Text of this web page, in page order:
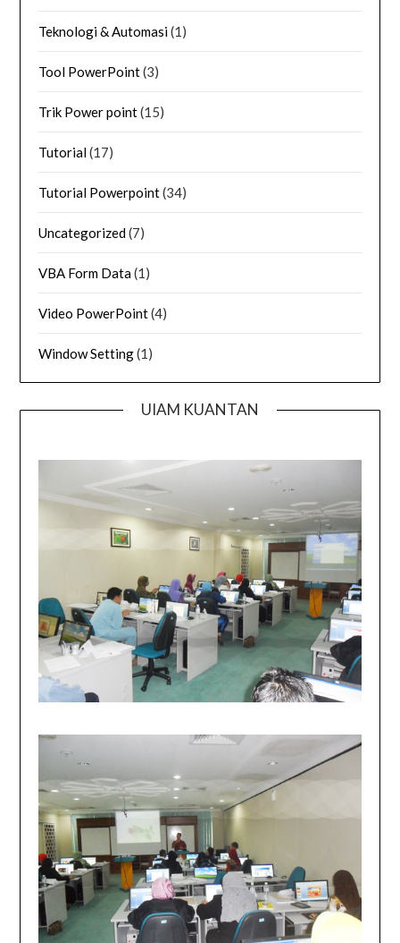
Teknologi & Automasi(1)
Tool PowerPoint(3)
Trik Power point(15)
Tutorial(17)
Tutorial Powerpoint(34)
Uncategorized(7)
VBA Form Data(1)
Video PowerPoint(4)
Window Setting(1)
UIAM KUANTAN